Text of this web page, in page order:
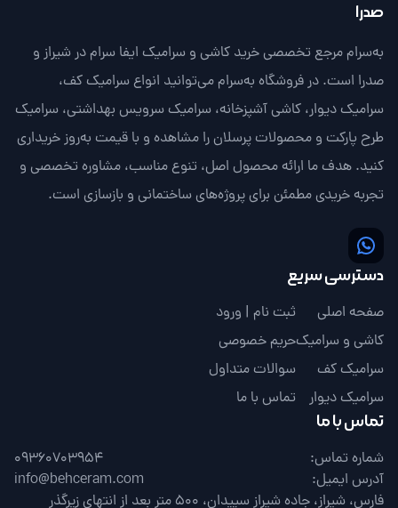
صدرا
به‌سرام مرجع تخصصی خرید کاشی و سرامیک ایفا سرام در شیراز و
صدرا است. در فروشگاه به‌سرام می‌توانید انواع سرامیک کف،
سرامیک دیوار، کاشی آشپزخانه، سرامیک سرویس بهداشتی، سرامیک
طرح پارکت و محصولات پرسلان را مشاهده و با قیمت به‌روز خریداری
کنید. هدف ما ارائه محصول اصل، تنوع مناسب، مشاوره تخصصی و
تجربه خریدی مطمئن برای پروژه‌های ساختمانی و بازسازی است.
دسترسی سریع
صفحه اصلی
کاشی و سرامیک
سرامیک کف
سرامیک دیوار
ثبت نام | ورود
حریم خصوصی
سوالات متداول
تماس با ما
تماس با ما
شماره تماس:
09360703954
آدرس ایمیل:
info@behceram.com
فارس، شیراز، جاده شیراز سپیدان، 500 متر بعد از انتهای زیرگذر